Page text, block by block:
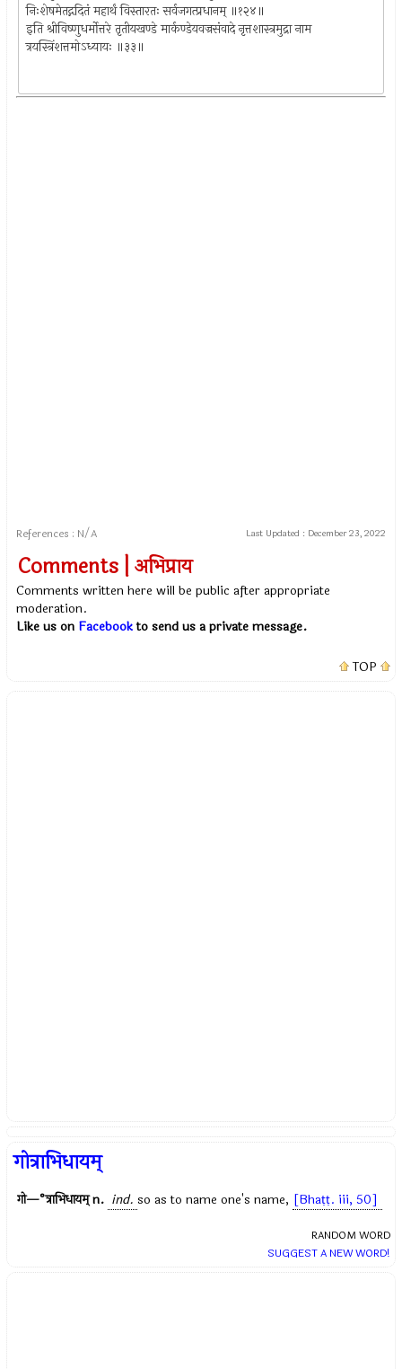
निःशेषमेतद्गदितं महार्थं विस्तारतः सर्वजगत्प्रधानम् ॥१२४॥
इति श्रीविष्णुधर्मोत्तरे तृतीयखण्डे मार्कण्डेयवज्रसंवादे नृत्तशास्त्रमुद्रा नाम
त्रयस्त्रिंशत्तमोऽध्यायः ॥३३॥
References : N/A Last Updated : December 23, 2022
Comments | अभिप्राय
Comments written here will be public after appropriate
moderation.
Like us on Facebookto send us a private message.
TOP
गोत्राभिधायम्
गो—°त्राभिधायम्n. ind. so as to name one's name, [Bhaṭṭ. iii, 50]
RANDOM WORD
SUGGEST A NEW WORD!